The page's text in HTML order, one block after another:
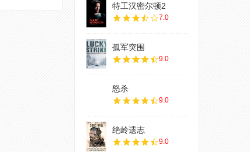
特工汉密尔顿2
7.0
孤军突围
9.0
怒杀
9.0
绝岭遗志
9.0